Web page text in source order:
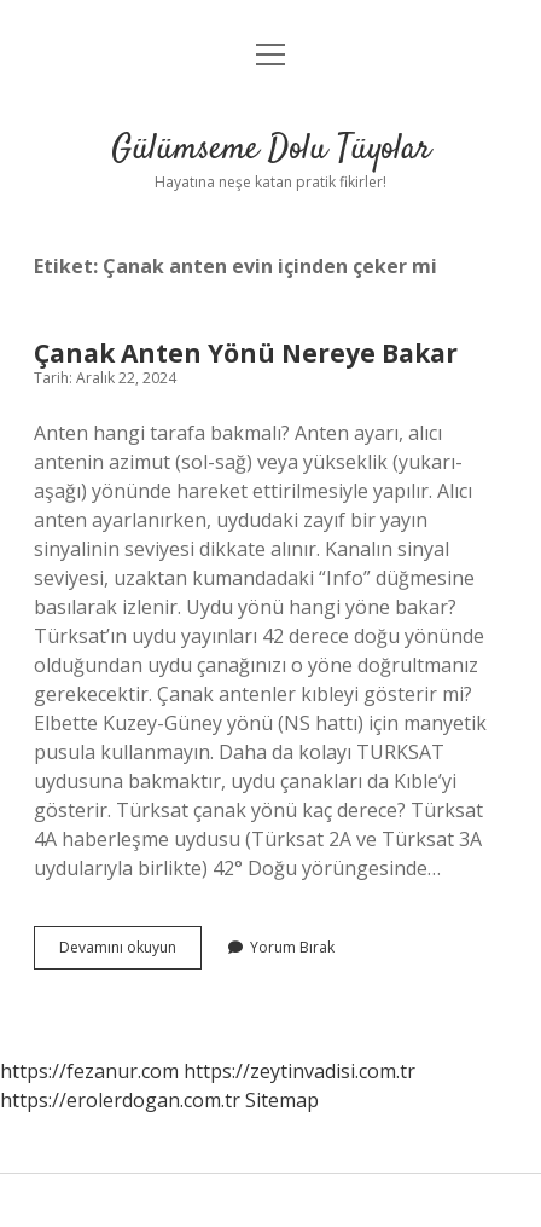
Anasayfa
Yasal Uyarı
menüyü
Gülümseme Dolu Tüyolar
Hayatına neşe katan pratik fikirler!
Etiket: Çanak anten evin içinden çeker mi
Çanak Anten Yönü Nereye Bakar
Tarih: Aralık 22, 2024
Anten hangi tarafa bakmalı? Anten ayarı, alıcı
antenin azimut (sol-sağ) veya yükseklik (yukarı-
aşağı) yönünde hareket ettirilmesiyle yapılır. Alıcı
anten ayarlanırken, uydudaki zayıf bir yayın
sinyalinin seviyesi dikkate alınır. Kanalın sinyal
seviyesi, uzaktan kumandadaki “Info” düğmesine
basılarak izlenir. Uydu yönü hangi yöne bakar?
Türksat’ın uydu yayınları 42 derece doğu yönünde
olduğundan uydu çanağınızı o yöne doğrultmanız
gerekecektir. Çanak antenler kıbleyi gösterir mi?
Elbette Kuzey-Güney yönü (NS hattı) için manyetik
pusula kullanmayın. Daha da kolayı TURKSAT
uydusuna bakmaktır, uydu çanakları da Kıble’yi
gösterir. Türksat çanak yönü kaç derece? Türksat
4A haberleşme uydusu (Türksat 2A ve Türksat 3A
uydularıyla birlikte) 42° Doğu yörüngesinde…
Devamını okuyun
Anten
Yorum Bırak
https://fezanur.com https://zeytinvadisi.com.tr
https://erolerdogan.com.trSitemap